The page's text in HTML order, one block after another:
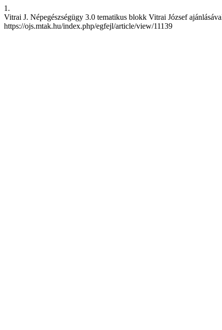
1.
Vitrai J. Népegészségügy 3.0 tematikus blokk Vitrai József
https://ojs.mtak.hu/index.php/egfejl/article/view/11139